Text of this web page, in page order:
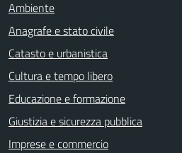
Ambiente
Anagrafe e stato civile
Catasto e urbanistica
Cultura e tempo libero
Educazione e formazione
Giustizia e sicurezza pubblica
Imprese e commercio